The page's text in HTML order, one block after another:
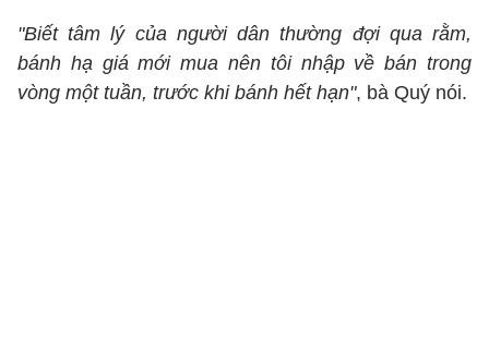
"Biết tâm lý của người dân thường đợi qua rằm,
bánh hạ giá mới mua nên tôi nhập về bán trong
vòng một tuần, trước khi bánh hết hạn", bà Quý nói.